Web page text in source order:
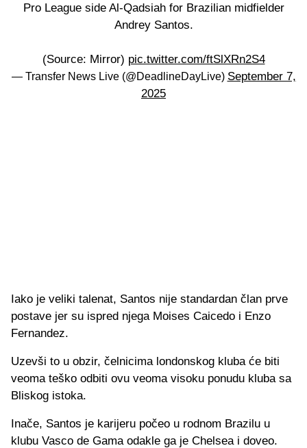
Pro League side Al-Qadsiah for Brazilian midfielder
Andrey Santos.
(Source: Mirror) pic.twitter.com/ftSlXRn2S4
— Transfer News Live (@DeadlineDayLive) September 7,
2025
Iako je veliki talenat, Santos nije standardan član prve
postave jer su ispred njega Moises Caicedo i Enzo
Fernandez.
Uzevši to u obzir, čelnicima londonskog kluba će biti
veoma teško odbiti ovu veoma visoku ponudu kluba sa
Bliskog istoka.
Inače, Santos je karijeru počeo u rodnom Brazilu u
klubu Vasco de Gama odakle ga je Chelsea i doveo.